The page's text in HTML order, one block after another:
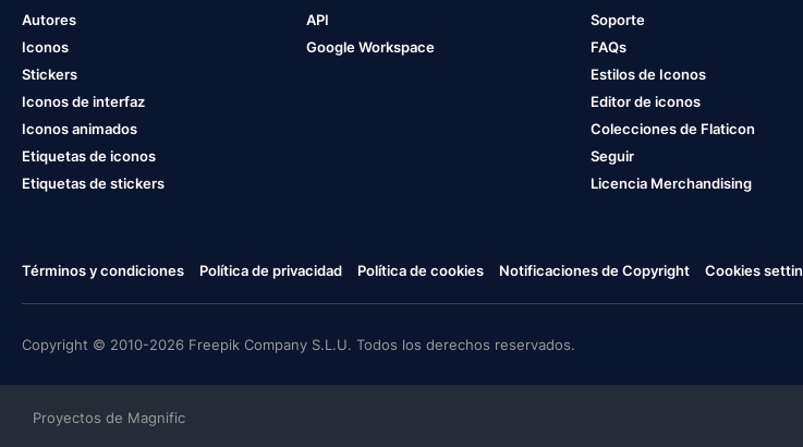
Autores
Iconos
Stickers
Iconos de interfaz
Iconos animados
Etiquetas de iconos
Etiquetas de stickers
API
Google Workspace
Soporte
FAQs
Estilos de Iconos
Editor de iconos
Colecciones de Flaticon
Seguir
Licencia Merchandising
Términos y condiciones Política de privacidad Política de cookies Notificaciones de Copyright Cookies
Copyright © 2010-2026 Freepik Company S.L.U. Todos los derechos reservados.
Proyectos de Magnific